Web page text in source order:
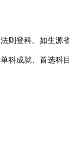
登科。如生源
成就、首选科